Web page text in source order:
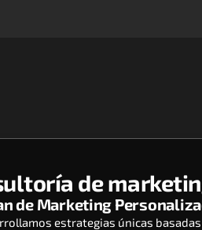
de
de Marketing
estrategias únicas basadas